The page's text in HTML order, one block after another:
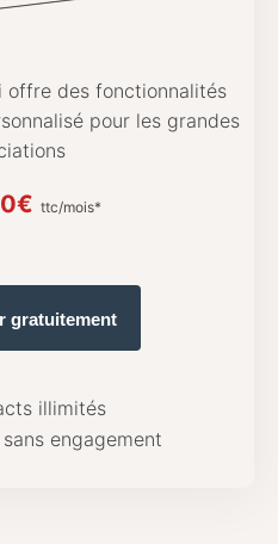
offre des fonctionnalités
pour les grandes
ttc/mois*
gratuitement
illimités
engagement